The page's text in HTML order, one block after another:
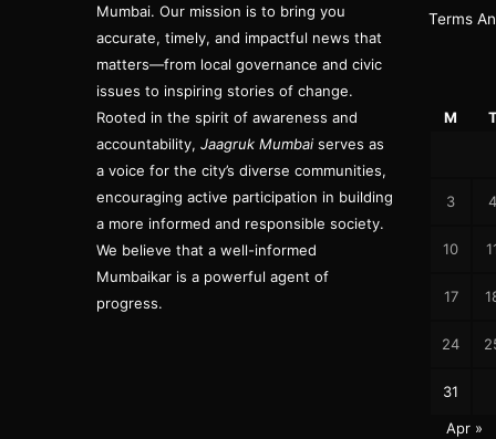
Mumbai. Our mission is to bring you
accurate, timely, and impactful news that
matters—from local governance and civic
issues to inspiring stories of change.
Rooted in the spirit of awareness and
accountability, Jaagruk Mumbai serves as
a voice for the city’s diverse communities,
encouraging active participation in building
a more informed and responsible society.
We believe that a well-informed
Mumbaikar is a powerful agent of
progress.
Terms
M
3 4
10
17
24
31
Apr »